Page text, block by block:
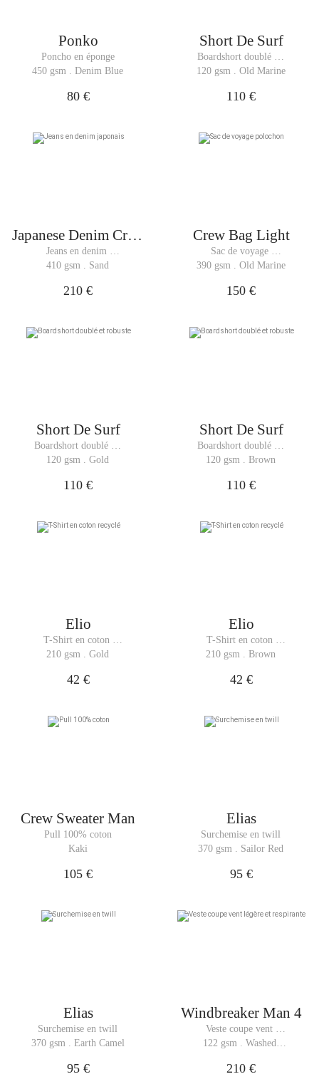
Ponko
Poncho en éponge
450 gsm . Denim Blue
80 €
Short De Surf
Boardshort doublé et
robuste
120 gsm . Old Marine
110 €
Japanese Denim Crew
Pants Man
Jeans en denim
japonais
410 gsm . Sand
210 €
Crew Bag Light
Sac de voyage
polochon
390 gsm . Old Marine
150 €
Short De Surf
Boardshort doublé et
robuste
120 gsm . Gold
110 €
Short De Surf
Boardshort doublé et
robuste
120 gsm . Brown
110 €
Elio
T-Shirt en coton
recyclé
210 gsm . Gold
42 €
Elio
T-Shirt en coton
recyclé
210 gsm . Brown
42 €
Crew Sweater Man
Pull 100% coton
Kaki
105 €
Elias
Surchemise en twill
370 gsm . Sailor Red
95 €
Elias
Surchemise en twill
370 gsm . Earth Camel
95 €
Windbreaker Man 4
Veste coupe vent
légère et respirante
122 gsm . Washed
210 €